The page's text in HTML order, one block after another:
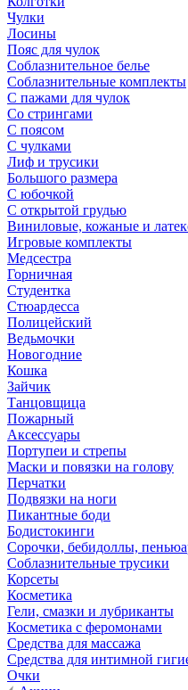
Чулки
Лосины
Пояс для чулок
Соблазнительное белье
Соблазнительные комплекты
С пажами для чулок
Со стрингами
С поясом
С чулками
Лиф и трусики
Большого размера
С юбочкой
С открытой грудью
Виниловые, кожаные и
Игровые комплекты
Медсестра
Горничная
Студентка
Стюардесса
Полицейский
Ведьмочки
Новогодние
Кошка
Зайчик
Танцовщица
Пожарный
Аксессуары
Портупеи и стрепы
Маски и повязки на голову
Перчатки
Подвязки на ноги
Пикантные боди
Бодистокинги
Сорочки, бебидоллы,
Соблазнительные трусики
Корсеты
Косметика
Гели, смазки и лубриканты
Косметика с феромонами
Средства для массажа
Средства для интимной
Очки